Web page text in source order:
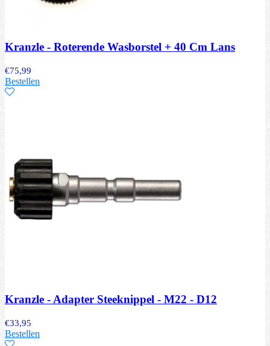
Kranzle - Roterende Wasborstel + 40 Cm Lans
€75,99
Bestellen
Kranzle - Adapter Steeknippel - M22 - D12
€33,95
Bestellen